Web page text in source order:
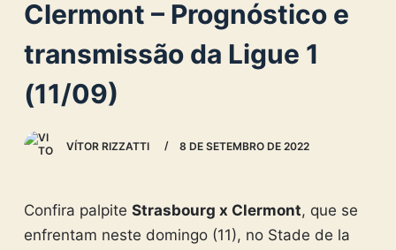
n
e
Clermont – Prognóstico e
transmissão da Ligue 1
(11/09)
VÍTOR RIZZATTI 8 DE SETEMBRO DE 2022
Confira palpite Strasbourg x Clermont, que se
enfrentam neste domingo (11), no Stade de la